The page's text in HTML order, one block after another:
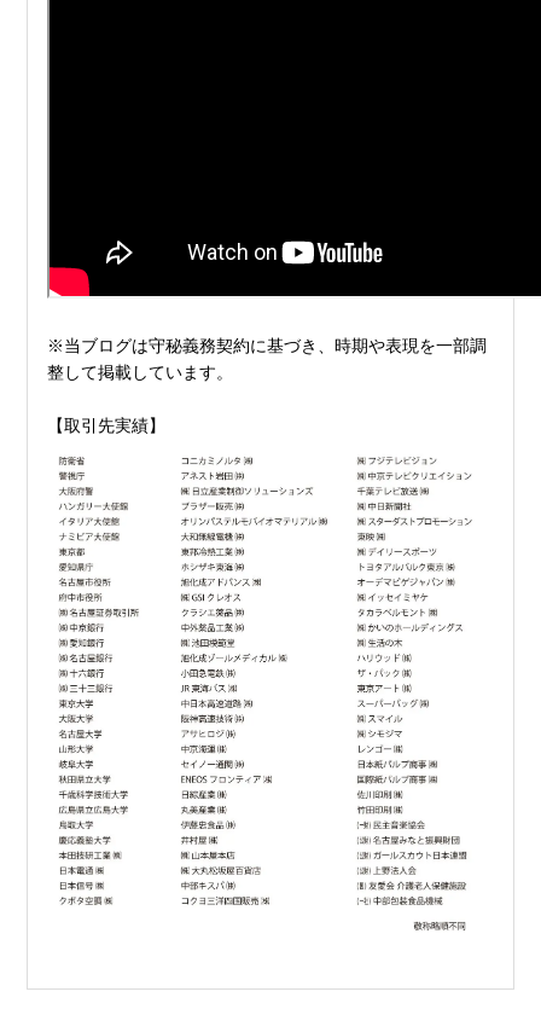
※当ブログは守秘義務契約に基づき、時期や表現を一部調
整して掲載しています。
【取引先実績】